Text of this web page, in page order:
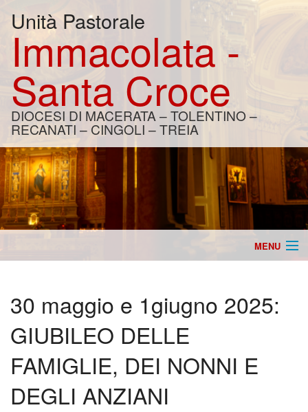
Unità Pastorale
Immacolata -
Santa Croce
DIOCESI DI MACERATA – TOLENTINO –
RECANATI – CINGOLI – TREIA
MENU
Catechesi
Liturgia
Carità
Canale YouTutube
30 maggio e 1giugno 2025:
GIUBILEO DELLE
FAMIGLIE, DEI NONNI E
DEGLI ANZIANI